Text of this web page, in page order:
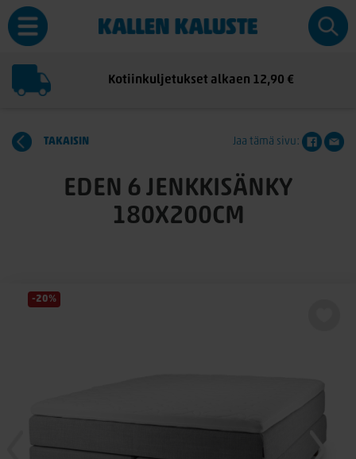
Kotiinkuljetukset alkaen 12,90 €
TAKAISIN Jaa tämä sivu:
EDEN 6 JENKKISÄNKY
180X200CM
-20%